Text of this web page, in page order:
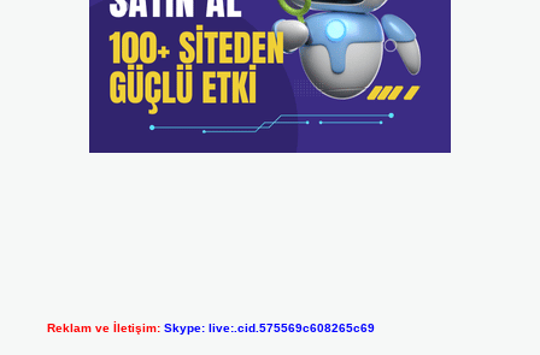
Reklam ve İletişim: Skype: live:.cid.575569c608265c69